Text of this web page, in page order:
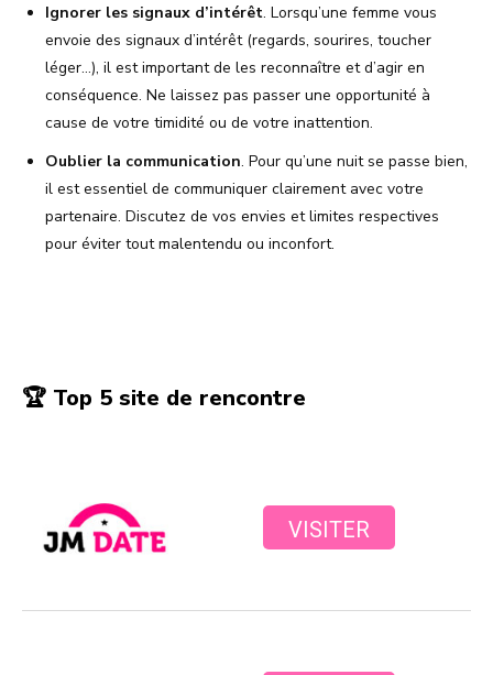
Ignorer les signaux d’intérêt. Lorsqu’une femme vous
envoie des signaux d’intérêt (regards, sourires, toucher
léger…), il est important de les reconnaître et d’agir en
conséquence. Ne laissez pas passer une opportunité à
cause de votre timidité ou de votre inattention.
Oublier la communication. Pour qu’une nuit se passe bien,
il est essentiel de communiquer clairement avec votre
partenaire. Discutez de vos envies et limites respectives
pour éviter tout malentendu ou inconfort.
🏆 Top 5 site de rencontre
VISITER